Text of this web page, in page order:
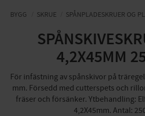
BYGG SKRUE SPÅNPLADESKRUER OG
4,2X45MM
För infästning av spånskivor på
mm. Försedd med cutterspets och
fräser och försänker. Ytbehandling:
4,2X45mm. Antal: